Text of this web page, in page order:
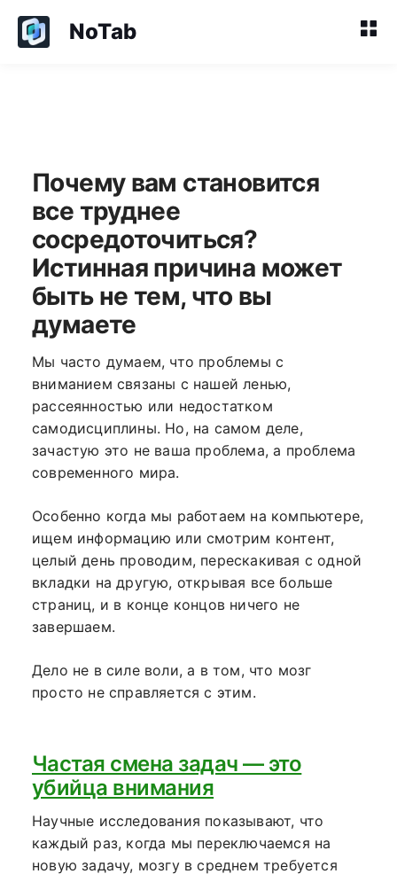
NoTab
Почему вам становится
все труднее
сосредоточиться?
Истинная причина может
быть не тем, что вы
думаете
Мы часто думаем, что проблемы с
вниманием связаны с нашей ленью,
рассеянностью или недостатком
самодисциплины. Но, на самом деле,
зачастую это не ваша проблема, а проблема
современного мира.
Особенно когда мы работаем на компьютере,
ищем информацию или смотрим контент,
целый день проводим, перескакивая с одной
вкладки на другую, открывая все больше
страниц, и в конце концов ничего не
завершаем.
Дело не в силе воли, а в том, что мозг
просто не справляется с этим.
Частая смена задач — это
убийца внимания
Научные исследования показывают, что
каждый раз, когда мы переключаемся на
новую задачу, мозгу в среднем требуется